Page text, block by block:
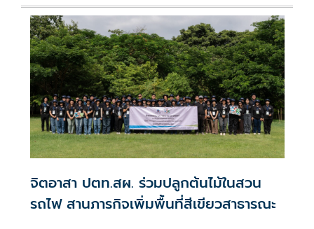
จิตอาสา ปตท.สผ. ร่วมปลูกต้นไม้ในสวน
รถไฟ สานภารกิจเพิ่มพื้นที่สีเขียวสาธารณะ